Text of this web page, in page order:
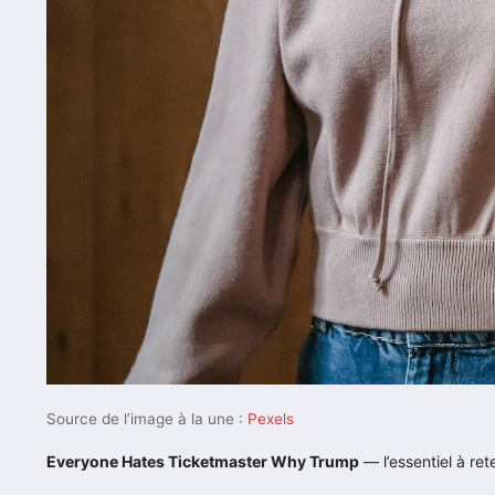
Source de l’image à la une : Pexels
Everyone Hates Ticketmaster Why Trump — l’essentiel à